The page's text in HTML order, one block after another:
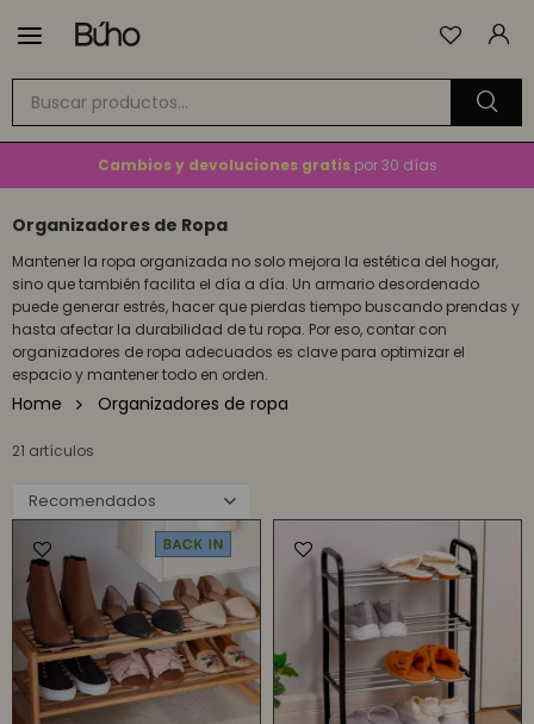

EnvíoGRATISa todo el país en compras mayores a$1.500
Cambios y devoluciones gratispor 30 días
Organizadores de Ropa
Mantener la ropa organizada no solo mejora la estética del hogar,
sino que también facilita el día a día. Un armario desordenado
puede generar estrés, hacer que pierdas tiempo buscando prendas y
hasta afectar la durabilidad de tu ropa. Por eso, contar con
organizadores de ropa adecuados es clave para optimizar el
espacio y mantener todo en orden.
Home Organizadores de ropa
21 artículos
Recomendados